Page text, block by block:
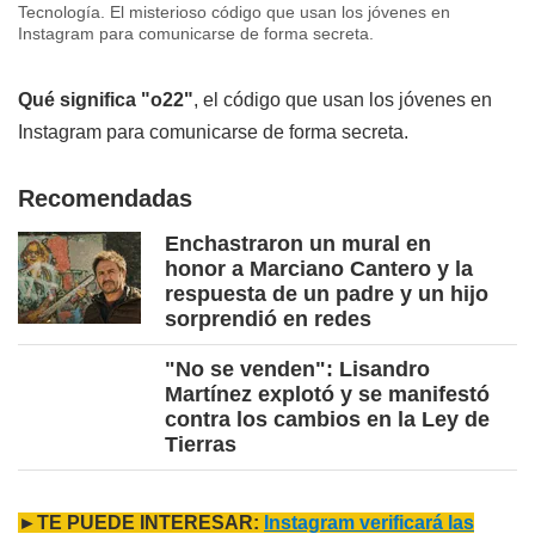
Tecnología. El misterioso código que usan los jóvenes en
Instagram para comunicarse de forma secreta.
Qué significa "o22", el código que usan los jóvenes en
Instagram para comunicarse de forma secreta.
Recomendadas
Enchastraron un mural en
honor a Marciano Cantero y la
respuesta de un padre y un hijo
sorprendió en redes
"No se venden": Lisandro
Martínez explotó y se manifestó
contra los cambios en la Ley de
Tierras
►TE PUEDE INTERESAR: Instagram verificará las